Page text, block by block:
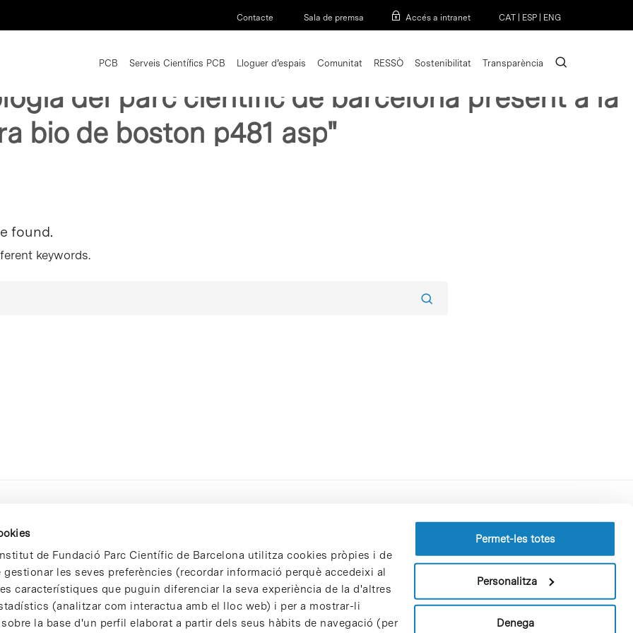
de Fundació Parc Científic de Barcelona utilitza cookies pròpies i de
les seves preferències (recordar informació perquè accedeixi al
característiques que puguin diferenciar la seva experiència de la d'altres
(analitzar com interactua amb el lloc web) i per a mostrar-li
la base d'un perfil elaborat a partir dels seus hàbits de navegació (per
Permet-les totes
Personalitza
Denega
Contacte Sala de premsa Accés a intranet CAT ESP ENG
PCB Serveis Científics PCB Lloguer d’espais Comunitat RESSÒ Sostenibilitat Transparència search
del parc cientific de barcelona present a la
bio de boston p481 asp"
found.
keywords.
Perfil del contractant
Política de privacitat
Política de cookies
Patrons i patrocinadors
Borsa de treball